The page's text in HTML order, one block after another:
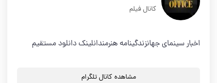
کانال فیلم
اخبار سینمای جهانزندگینامه هنرمندانلینک دانلود مستقیم
مشاهده کانال تلگرام